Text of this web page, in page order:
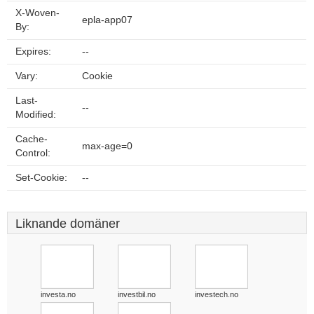
X-Woven-
By:
epla-app07
Expires: --
Vary: Cookie
Last-
Modified:
--
Cache-
Control:
max-age=0
Set-Cookie: --
Liknande domäner
investa.no investbil.no investech.no